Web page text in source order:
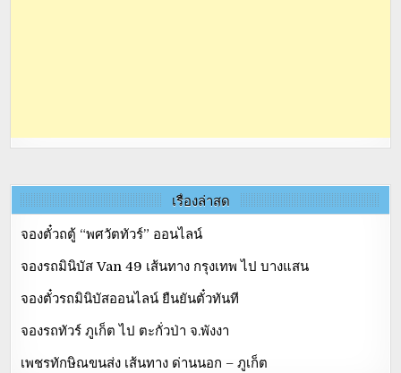
เรื่องล่าสุด
จองตั๋วถตู้ “พศวัตทัวร์” ออนไลน์
จองรถมินิบัส Van 49 เส้นทาง กรุงเทพ ไป บางแสน
จองตั๋วรถมินิบัสออนไลน์ ยืนยันตั๋วทันที
จองรถทัวร์ ภูเก็ต ไป ตะกั่วป่า จ.พังงา
เพชรทักษิณขนส่ง เส้นทาง ด่านนอก – ภูเก็ต